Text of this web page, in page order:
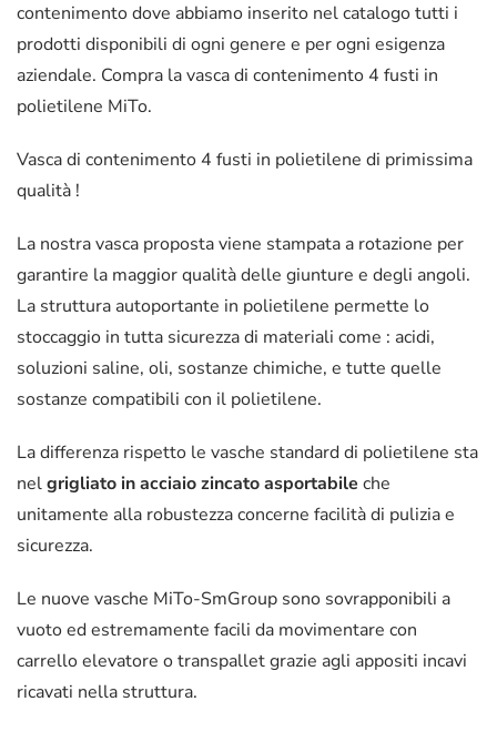
contenimento dove abbiamo inserito nel catalogo tutti i
prodotti disponibili di ogni genere e per ogni esigenza
aziendale. Compra la vasca di contenimento 4 fusti in
polietilene MiTo.
Vasca di contenimento 4 fusti in polietilene di primissima
qualità !
La nostra vasca proposta viene stampata a rotazione per
garantire la maggior qualità delle giunture e degli angoli.
La struttura autoportante in polietilene permette lo
stoccaggio in tutta sicurezza di materiali come : acidi,
soluzioni saline, oli, sostanze chimiche, e tutte quelle
sostanze compatibili con il polietilene.
La differenza rispetto le vasche standard di polietilene sta
nelgrigliato in acciaio zincato asportabile che
unitamente alla robustezza concerne facilità di pulizia e
sicurezza.
Le nuove vasche MiTo-SmGroup sono sovrapponibili a
vuoto ed estremamente facili da movimentare con
carrello elevatore o transpallet grazie agli appositi incavi
ricavati nella struttura.